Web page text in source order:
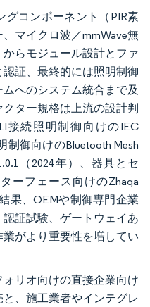
グコンポーネント（PIR素
マイクロ波／mmWave無
らモジュール設計とファ
証、最終的には照明制御
へのシステム統合まで及
ター規格は上流の設計判
接続照明制御向けのIEC
制御向けのBluetooth Mesh
（2024年）、器具とセ
ーフェース向けのZhaga
果、OEMや制御専門企業
証試験、ゲートウェイあ
がより重要性を増してい
リオ向けの直接企業向け
、施工業者やインテグレ